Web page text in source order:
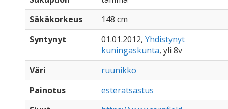
Säkäkorkeus
148 cm
Syntynyt
01.01.2012, Yhdistynyt
kuningaskunta, yli 8v
Väri
ruunikko
Painotus
esteratsastus